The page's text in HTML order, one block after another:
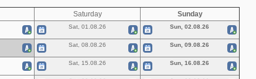
Saturday Sunday
Sat, 01.08.26 Sun, 02.08.26
Sat, 08.08.26 Sun, 09.08.26
Sat, 15.08.26 Sun, 16.08.26